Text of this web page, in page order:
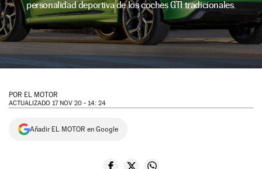
NEWSLETTER
SÍGUENOS
personalidad deportiva de los coches GTI tradicionales.
POR EL MOTOR
ACTUALIZADO 17 NOV 20 - 14: 24
Añadir EL MOTOR en Google